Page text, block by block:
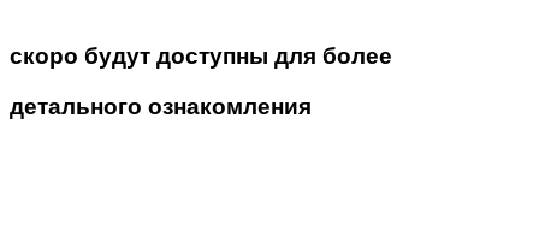
скоро будут доступны для более
детального ознакомления